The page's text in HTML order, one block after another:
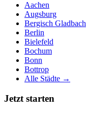
Aachen
Augsburg
Bergisch Gladbach
Berlin
Bielefeld
Bochum
Bonn
Bottrop
Alle Städte →
Jetzt starten